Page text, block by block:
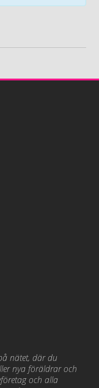
nätet, där du
nya föräldrar och
och alla